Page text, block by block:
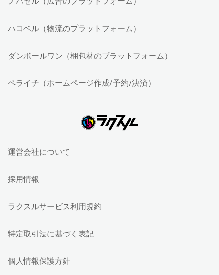
ハコベル（物流のプラットフォーム）
ダンボールワン（梱包材のプラットフォーム）
ペライチ（ホームページ作成/予約/決済）
運営会社について
採用情報
ラクスルサービス利用規約
特定取引法に基づく表記
個人情報保護方針